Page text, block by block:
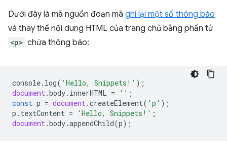
Dưới đây là mã nguồn đoạn mã ghi lại một số thông báo
và thay thế nội dung HTML của trang chủ bằng phần tử
<p> chứa thông báo:
console. log( 'Hello, Snippets!' );
document.body. innerHTML = '' ;
const p = document.createElement( 'p' );
p . textContent = 'Hello, Snippets!' ;
document.body.appendChild(p);